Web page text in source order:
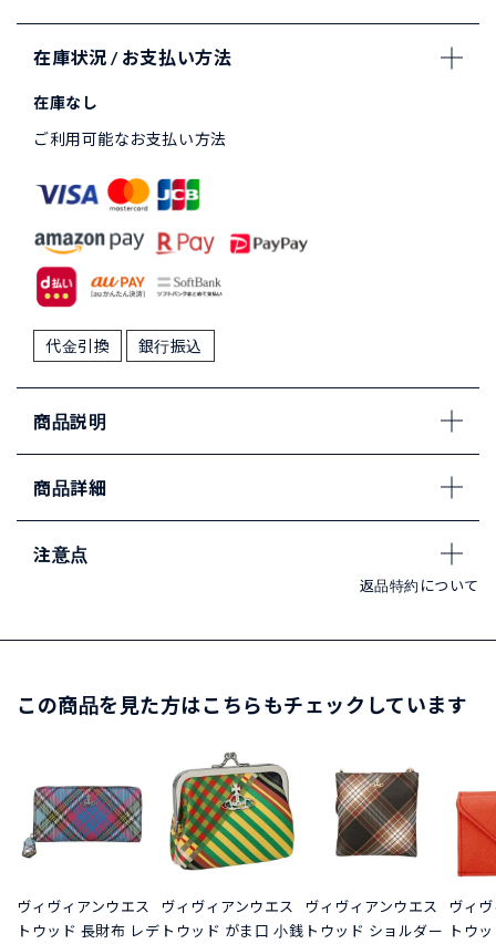
在庫状況 / お支払い方法
在庫なし
ご利用可能なお支払い方法
代金引換 銀行振込
商品説明
商品詳細
注意点
返品特約について
この商品を見た方はこちらもチェックしています
ヴィヴィアンウエス
トウッド 長財布 レデ
ヴィヴィアンウエス
トウッド がま口 小銭
ヴィヴィアンウエス
トウッド ショルダー
ヴィ
トウ